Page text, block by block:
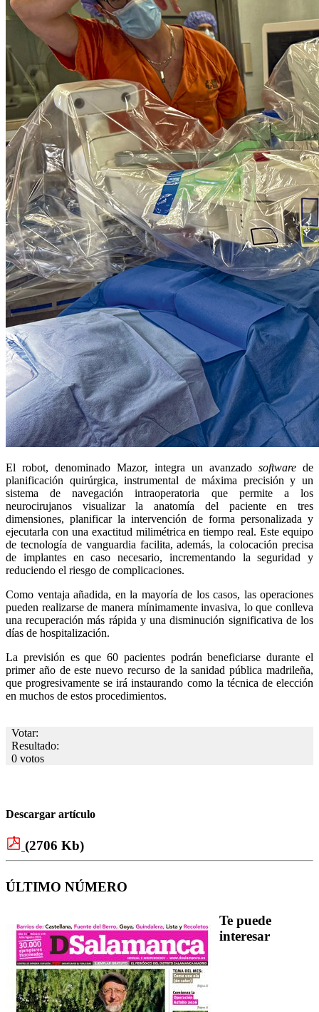
El robot, denominado Mazor, integra un avanzado software de
planificación quirúrgica, instrumental de máxima precisión y un
sistema de navegación intraoperatoria que permite a los
neurocirujanos visualizar la anatomía del paciente en tres
dimensiones, planificar la intervención de forma personalizada y
ejecutarla con una exactitud milimétrica en tiempo real. Este equipo
de tecnología de vanguardia facilita, además, la colocación precisa
de implantes en caso necesario, incrementando la seguridad y
reduciendo el riesgo de complicaciones.
Como ventaja añadida, en la mayoría de los casos, las operaciones
pueden realizarse de manera mínimamente invasiva, lo que conlleva
una recuperación más rápida y una disminución significativa de los
días de hospitalización.
La previsión es que 60 pacientes podrán beneficiarse durante el
primer año de este nuevo recurso de la sanidad pública madrileña,
que progresivamente se irá instaurando como la técnica de elección
en muchos de estos procedimientos.
Votar:
Resultado:
0 votos
Descargar artículo
(2706 Kb)
ÚLTIMO NÚMERO
Te puede
interesar